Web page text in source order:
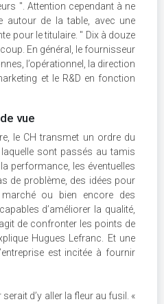
". Attention cependant à ne
autour de la table, avec une
pour le titulaire. " Dix à douze
En général, le fournisseur
l’opérationnel, la direction
et le R&D en fonction
vue
le CH transmet un ordre du
sont passés au tamis
performance, les éventuelles
de problème, des idées pour
marché ou bien encore des
d’améliorer la qualité,
de confronter les points de
Hugues Lefranc. Et une
est incitée à fournir
d’y aller la fleur au fusil. «